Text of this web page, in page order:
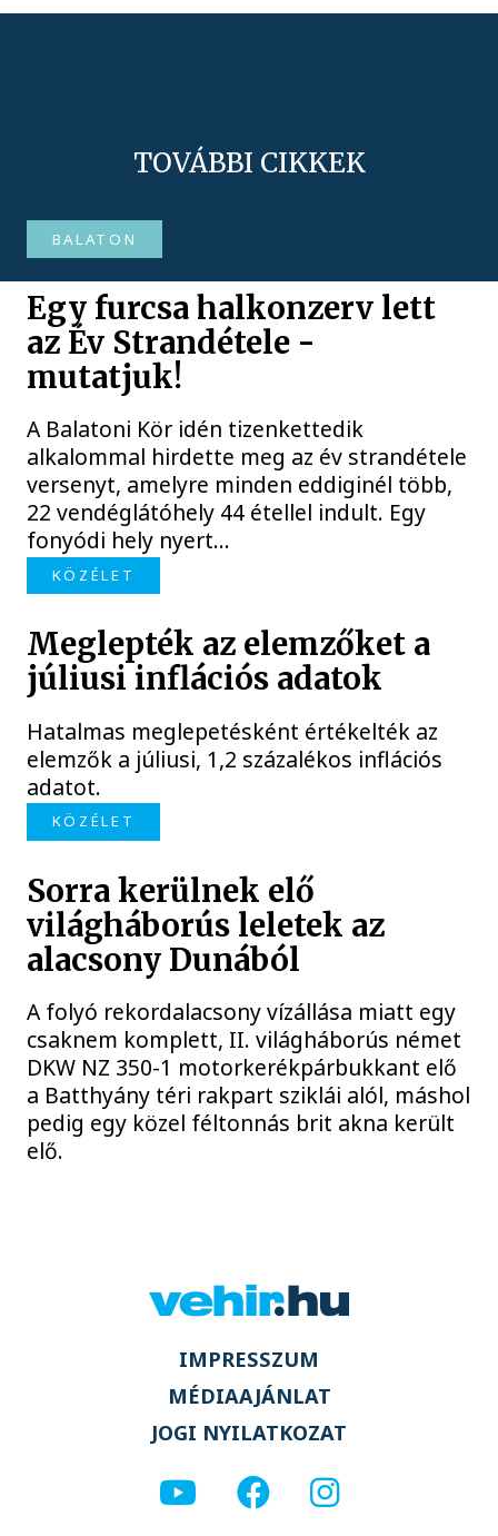
TOVÁBBI CIKKEK
BALATON
Egy furcsa halkonzerv lett
az Év Strandétele -
mutatjuk!
A Balatoni Kör idén tizenkettedik
alkalommal hirdette meg az év strandétele
versenyt, amelyre minden eddiginél több,
22 vendéglátóhely 44 étellel indult. Egy
fonyódi hely nyert...
KÖZÉLET
Meglepték az elemzőket a
júliusi inflációs adatok
Hatalmas meglepetésként értékelték az
elemzők a júliusi, 1,2 százalékos inflációs
adatot.
KÖZÉLET
Sorra kerülnek elő
világháborús leletek az
alacsony Dunából
A folyó rekordalacsony vízállása miatt egy
csaknem komplett, II. világháborús német
DKW NZ 350-1 motorkerékpárbukkant elő
a Batthyány téri rakpart sziklái alól, máshol
pedig egy közel féltonnás brit akna került
elő.
IMPRESSZUM
MÉDIAAJÁNLAT
JOGI NYILATKOZAT